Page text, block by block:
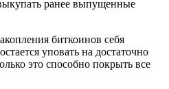
ранее выпущенные
биткоинов себя
уповать на достаточно
это способно покрыть все